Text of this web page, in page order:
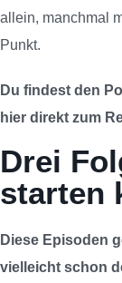
allein, manchmal
Punkt.
Du findest den
hier direkt zum
Drei
starten
Diese Episoden
vielleicht schon